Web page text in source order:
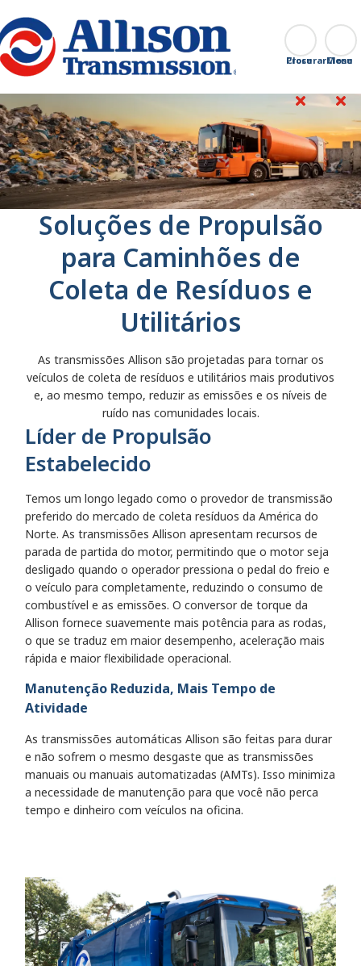
Go Home Procurar
Close
Soluções de Propulsão
para Caminhões de
Coleta de Resíduos e
Utilitários
As transmissões Allison são projetadas para tornar os
veículos de coleta de resíduos e utilitários mais produtivos
e, ao mesmo tempo, reduzir as emissões e os níveis de
ruído nas comunidades locais.
Líder de Propulsão
Estabelecido
Temos um longo legado como o provedor de transmissão
preferido do mercado de coleta resíduos da América do
Norte. As transmissões Allison apresentam recursos de
parada de partida do motor, permitindo que o motor seja
desligado quando o operador pressiona o pedal do freio e
o veículo para completamente, reduzindo o consumo de
combustível e as emissões. O conversor de torque da
Allison fornece suavemente mais potência para as rodas,
o que se traduz em maior desempenho, aceleração mais
rápida e maior flexibilidade operacional.
Manutenção Reduzida, Mais Tempo de
Atividade
As transmissões automáticas Allison são feitas para durar
e não sofrem o mesmo desgaste que as transmissões
manuais ou manuais automatizadas (AMTs). Isso minimiza
a necessidade de manutenção para que você não perca
tempo e dinheiro com veículos na oficina.